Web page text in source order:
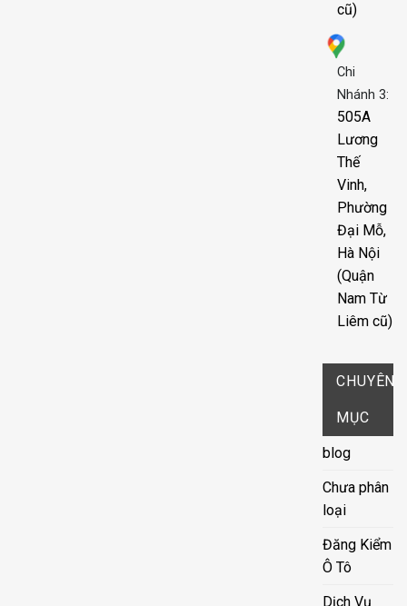
cũ)
Chi
Nhánh 3:
505A
Lương
Thế
Vinh,
Phường
Đại Mỗ,
Hà Nội
(Quận
Nam Từ
Liêm cũ)
CHUYÊN
MỤC
blog
Chưa phân
loại
Đăng Kiểm
Ô Tô
Dịch Vụ